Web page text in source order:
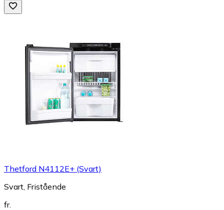
Thetford N4112E+ (Svart)
Svart, Fristående
fr.